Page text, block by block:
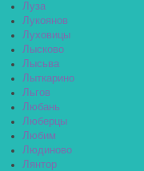
Луза
Лукоянов
Луховицы
Лысково
Лысьва
Лыткарино
Льгов
Любань
Люберцы
Любим
Людиново
Лянтор